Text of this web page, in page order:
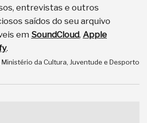
entrevistas e outros
saídos do seu arquivo
em SoundCloud, Apple
.
da Cultura, Juventude e Desporto